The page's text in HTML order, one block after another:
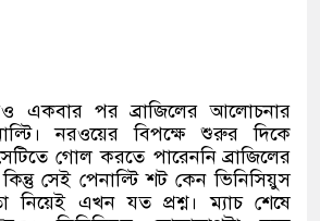
একবার পর ব্রাজিলের আলোচনার
নরওয়ের বিপক্ষে শুরুর দিকে
গোল করতে পারেননি ব্রাজিলের
সেই পেনাল্টি শট কেন ভিনিসিয়ুস
নিয়েই এখন যত প্রশ্ন। ম্যাচ শেষে